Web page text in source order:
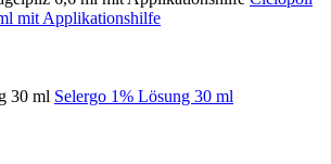
mit Applikationshilfe
Selergo 1% Lösung 30 ml